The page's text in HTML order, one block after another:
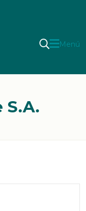
Menú
S.A.